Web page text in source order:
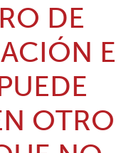
DE
E
OTRO